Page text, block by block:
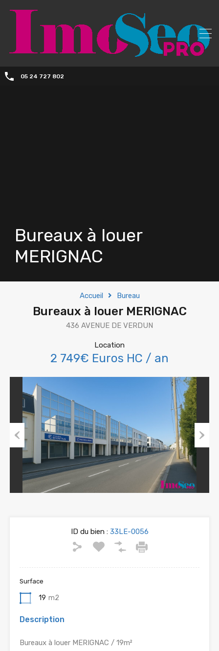
05 24 727 802
Bureaux à louer
MERIGNAC
Accueil Bureau
Bureaux à louer MERIGNAC
436 AVENUE DE VERDUN
Location
2 749€ Euros HC / an
Previous
ID du bien :33LE-0056
Surface
19 m2
Description
Bureaux à louer MERIGNAC / 19m²